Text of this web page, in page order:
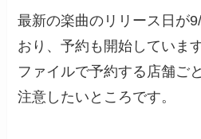
最新の楽曲のリリース日が
おり、予約も開始していま
ファイルで予約する店舗ご
注意したいところです。